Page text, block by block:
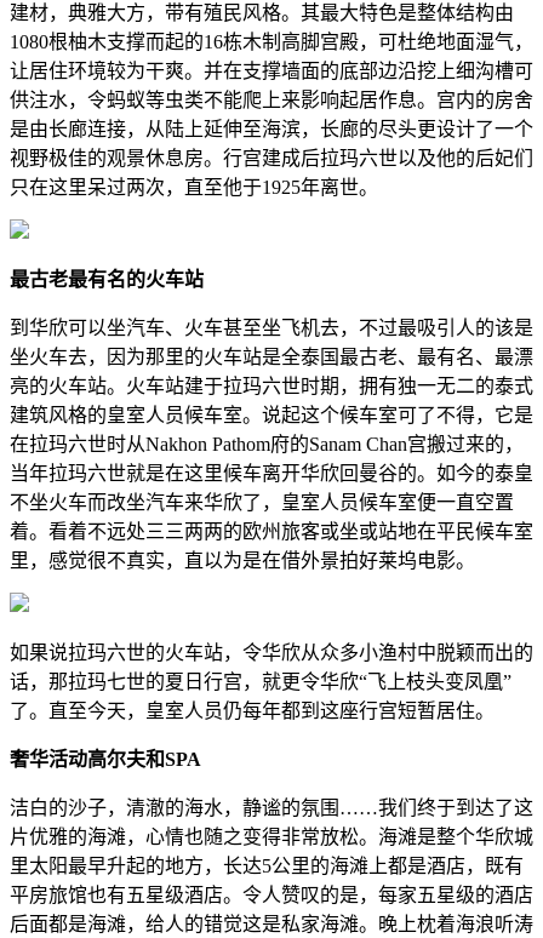
建材，典雅大方，带有殖民风格。其最大特色是整体结构由
1080根柚木支撑而起的16栋木制高脚宫殿，可杜绝地面湿气，
让居住环境较为干爽。并在支撑墙面的底部边沿挖上细沟槽可
供注水，令蚂蚁等虫类不能爬上来影响起居作息。宫内的房舍
是由长廊连接，从陆上延伸至海滨，长廊的尽头更设计了一个
视野极佳的观景休息房。行宫建成后拉玛六世以及他的后妃们
只在这里呆过两次，直至他于1925年离世。
最古老最有名的火车站
到华欣可以坐汽车、火车甚至坐飞机去，不过最吸引人的该是
坐火车去，因为那里的火车站是全泰国最古老、最有名、最漂
亮的火车站。火车站建于拉玛六世时期，拥有独一无二的泰式
建筑风格的皇室人员候车室。说起这个候车室可了不得，它是
在拉玛六世时从Nakhon Pathom府的Sanam Chan宫搬过来的，
当年拉玛六世就是在这里候车离开华欣回曼谷的。如今的泰皇
不坐火车而改坐汽车来华欣了，皇室人员候车室便一直空置
着。看着不远处三三两两的欧州旅客或坐或站地在平民候车室
里，感觉很不真实，直以为是在借外景拍好莱坞电影。
如果说拉玛六世的火车站，令华欣从众多小渔村中脱颖而出的
话，那拉玛七世的夏日行宫，就更令华欣“飞上枝头变凤凰”
了。直至今天，皇室人员仍每年都到这座行宫短暂居住。
奢华活动高尔夫和SPA
洁白的沙子，清澈的海水，静谧的氛围……我们终于到达了这
片优雅的海滩，心情也随之变得非常放松。海滩是整个华欣城
里太阳最早升起的地方，长达5公里的海滩上都是酒店，既有
平房旅馆也有五星级酒店。令人赞叹的是，每家五星级的酒店
后面都是海滩，给人的错觉这是私家海滩。晚上枕着海浪听涛